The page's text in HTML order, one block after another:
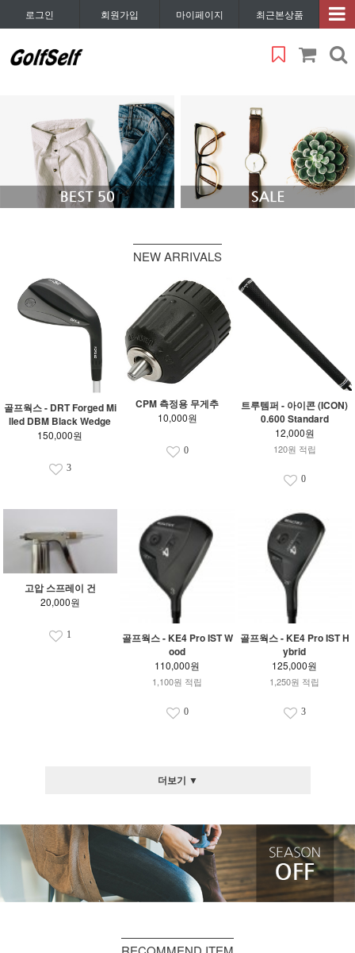
로그인 회원가입 마이페이지 최근본상품
NEW ARRIVALS
골프웍스 - DRT Forged Mi
lled DBM Black Wedge
150,000원
3
CPM 측정용 무게추
10,000원
0
트루템퍼 - 아이콘 (ICON)
0.600 Standard
12,000원
120원 적립
0
고압 스프레이 건
20,000원
1
골프웍스 - KE4 Pro IST W
ood
110,000원
1,100원 적립
0
골프웍스 - KE4 Pro IST H
ybrid
125,000원
1,250원 적립
3
더보기 ▼